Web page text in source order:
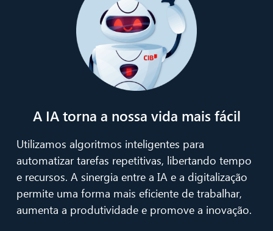
A IA torna a nossa vida mais fácil
Utilizamos algoritmos inteligentes para
automatizar tarefas repetitivas, libertando tempo
e recursos. A sinergia entre a IA e a digitalização
permite uma forma mais eficiente de trabalhar,
aumenta a produtividade e promove a inovação.